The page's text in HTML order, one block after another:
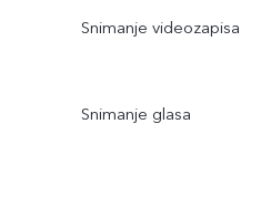
Snimanje videozapisa
Snimanje glasa